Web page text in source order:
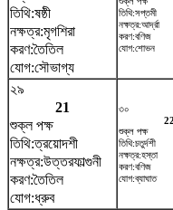
তিথি:ষষ্ঠী
নক্ষত্র:মৃগশিরা
করণ:তৈতিল
যোগ:সৌভাগ্য
তিথি:সপ্তমী
নক্ষত্র:আর্দ্রা
করণ:বণিজ
যোগ:শোভন
২৯
21
শুক্ল পক্ষ
তিথি:ত্রয়োদশী
নক্ষত্র:উত্তরফাল্গুনী
করণ:তৈতিল
যোগ:ধ্রুব
৩০
22
শুক্ল পক্ষ
তিথি:চতুর্দশী
নক্ষত্র:হস্তা
করণ:বণিজ
যোগ:ব্যাঘাত